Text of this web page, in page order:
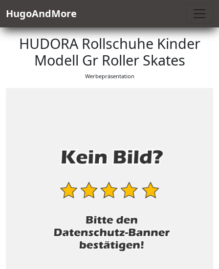
HugoAndMore
HUDORA Rollschuhe Kinder
Modell Gr Roller Skates
Werbepräsentation